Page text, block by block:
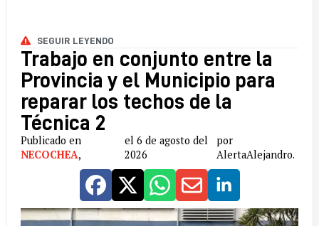
SEGUIR LEYENDO
Trabajo en conjunto entre la
Provincia y el Municipio para
reparar los techos de la
Técnica 2
Publicado en
NECOCHEA,
el 6 de agosto del
2026
por
AlertaAlejandro.